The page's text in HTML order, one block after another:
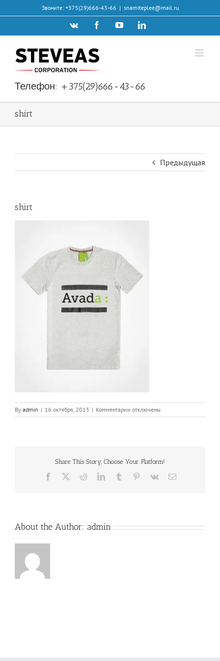
to
Звоните: +375(29)666-43-66 | snamiteplee@mail.ru
Vk FacebookYouTubeLinkedIn
Телефон: +375(29)666-43-66
shirt
Предыдущая
shirt
By admin | 16 октября, 2013 | Комментарии к
записи
отключены
Share This Story, Choose Your Platform!
Facebook RedditLinkedInTumblr Pinterest
Vk Email
About the Author: admin